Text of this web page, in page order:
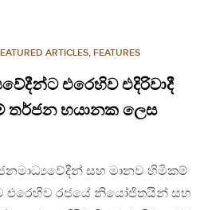
ARTICLES, FEATURES
එරෙහිව එදිරිවාදී
තර්ජන භයානක ලෙස
ජනමාධ්‍යවේදීන් සහ මානව හිමිකම්
රජයේ නියෝජිතයින් සහ